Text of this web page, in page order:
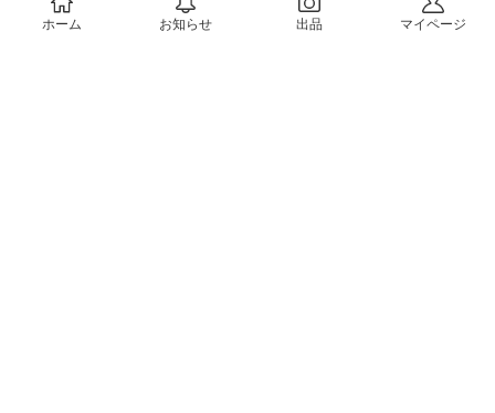
会社概要（運営会社）
ホーム お知らせ 出品 マイページ